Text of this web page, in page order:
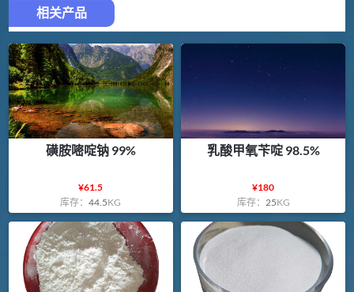
相关产品
磺胺嘧啶钠 99%
¥61.5
库存：44.5KG
乳酸甲氧苄啶 98.5%
¥180
库存： 25KG